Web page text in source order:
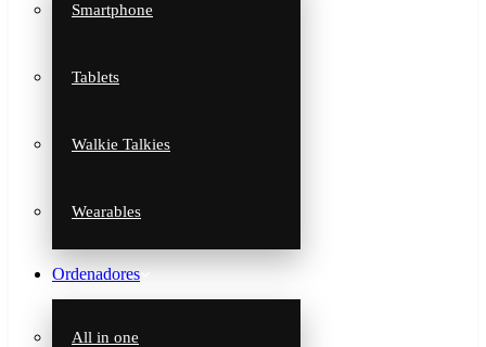
Smartphone
Tablets
Walkie Talkies
Wearables
Ordenadores
All in one